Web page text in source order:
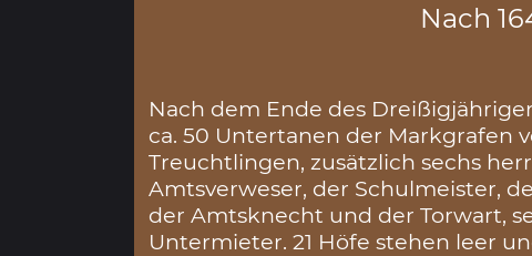
Nach
Nach dem Ende des
ca. 50 Untertanen der Markgrafen
Treuchtlingen, zusätzlich sechs
Amtsverweser, der Schulmeister,
der Amtsknecht und der Torwart,
Untermieter. 21 Höfe stehen leer